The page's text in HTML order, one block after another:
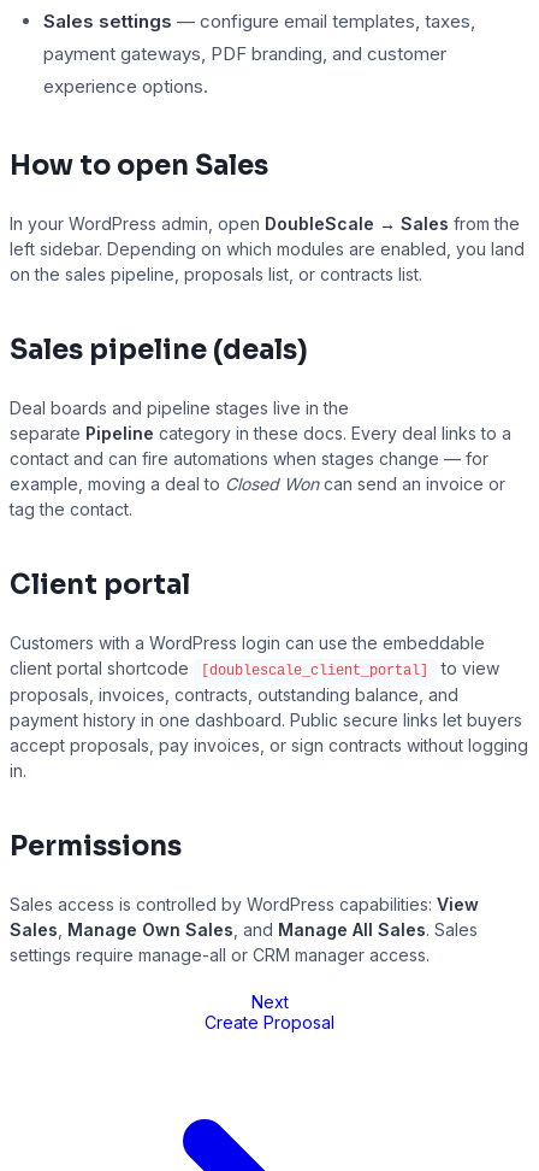
Sales settings — configure email templates, taxes,
payment gateways, PDF branding, and customer
experience options.
How to open Sales
In your WordPress admin, open DoubleScale → Sales from the
left sidebar. Depending on which modules are enabled, you land
on the sales pipeline, proposals list, or contracts list.
Sales pipeline (deals)
Deal boards and pipeline stages live in the
separate Pipeline category in these docs. Every deal links to a
contact and can fire automations when stages change — for
example, moving a deal to Closed Woncan send an invoice or
tag the contact.
Client portal
Customers with a WordPress login can use the embeddable
client portal shortcode
[doublescale_client_portal]
to view
proposals, invoices, contracts, outstanding balance, and
payment history in one dashboard. Public secure links let buyers
accept proposals, pay invoices, or sign contracts without logging
in.
Permissions
Sales access is controlled by WordPress capabilities: View
Sales, Manage Own Sales, and Manage All Sales. Sales
settings require manage-all or CRM manager access.
Next
Create Proposal